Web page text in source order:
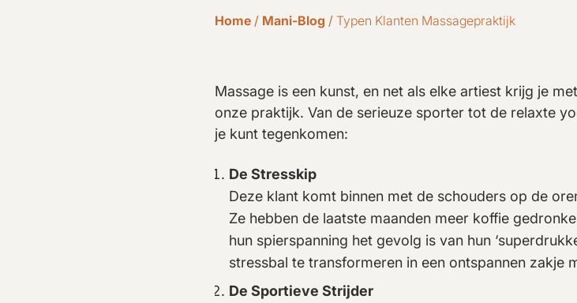
Home / Mani-Blog / Typen Klanten Massagepraktijk
Massage is een kunst, en net als elke artiest krijg je
onze praktijk. Van de serieuze sporter tot de relaxte
je kunt tegenkomen:
De Stresskip
Deze klant komt binnen met de schouders op de
Ze hebben de laatste maanden meer koffie
hun spierspanning het gevolg is van hun
stressbal te transformeren in een ontspannen zakje
De Sportieve Strijder